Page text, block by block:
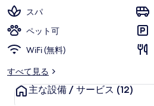
スパ
ペット可
WiFi (無料)
すべて見る
主な設備 / サービス (12)